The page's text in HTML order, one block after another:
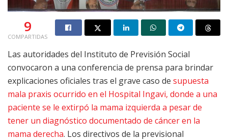
9
COMPARTIDAS
Las autoridades del Instituto de Previsión Social
convocaron a una conferencia de prensa para brindar
explicaciones oficiales tras el grave caso de supuesta
mala praxis ocurrido en el Hospital Ingavi, donde a una
paciente se le extirpó la mama izquierda a pesar de
tener un diagnóstico documentado de cáncer en la
mama derecha. Los directivos de la previsional